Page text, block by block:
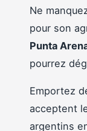
Ne
pour son
Punta
pourrez
Emportez
acceptent
argentins